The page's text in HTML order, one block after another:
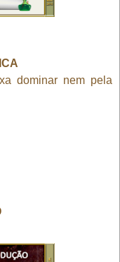
dominar nem pela